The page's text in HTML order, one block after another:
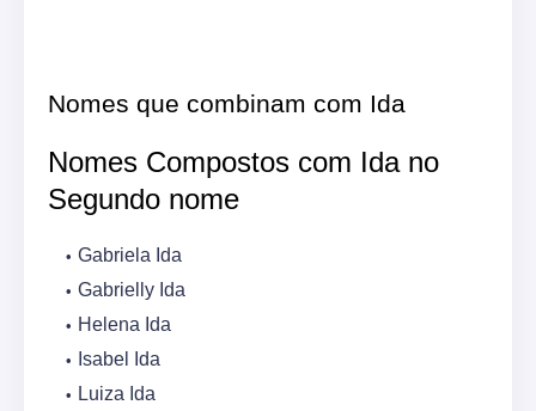
Nomes que combinam com Ida
Nomes Compostos com Ida no
Segundo nome
Gabriela Ida
Gabrielly Ida
Helena Ida
Isabel Ida
Luiza Ida